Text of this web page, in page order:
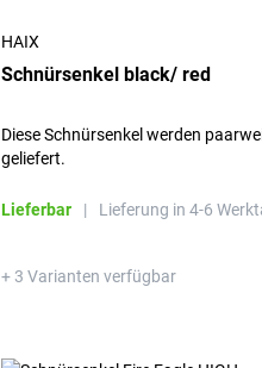
HAIX
Schnürsenkel black/ red
Diese Schnürsenkel werden
geliefert.
Lieferbar | Lieferung in 4-6
+ 3 Varianten verfügbar